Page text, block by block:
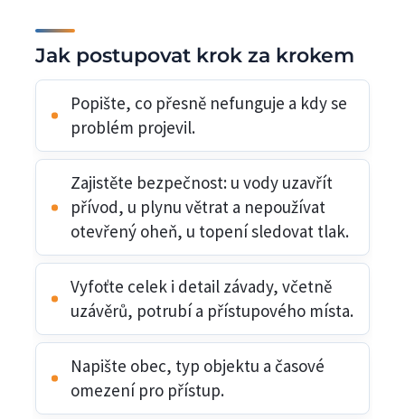
Jak postupovat krok za krokem
Popište, co přesně nefunguje a kdy se
problém projevil.
Zajistěte bezpečnost: u vody uzavřít
přívod, u plynu větrat a nepoužívat
otevřený oheň, u topení sledovat tlak.
Vyfoťte celek i detail závady, včetně
uzávěrů, potrubí a přístupového místa.
Napište obec, typ objektu a časové
omezení pro přístup.